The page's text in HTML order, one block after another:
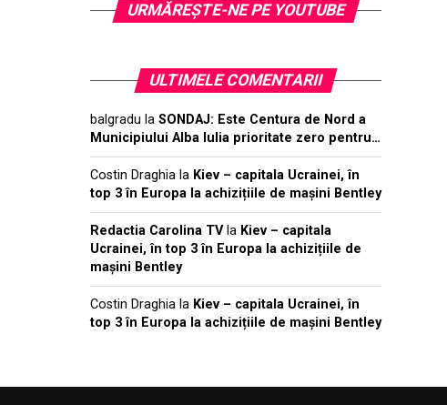
URMĂREŞTE-NE PE YOUTUBE
ULTIMELE COMENTARII
balgradu la SONDAJ: Este Centura de Nord a
Municipiului Alba Iulia prioritate zero pentru…
Costin Draghia la Kiev – capitala Ucrainei, în
top 3 în Europa la achizițiile de mașini Bentley
Redactia Carolina TVla Kiev – capitala
Ucrainei, în top 3 în Europa la achizițiile de
mașini Bentley
Costin Draghia la Kiev – capitala Ucrainei, în
top 3 în Europa la achizițiile de mașini Bentley